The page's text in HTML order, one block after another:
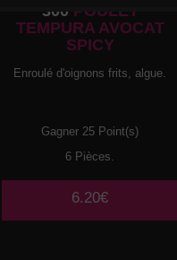
300 POULET
TEMPURA AVOCAT
SPICY
Enroulé d'oignons frits, algue.
Gagner 25 Point(s)
6 Pièces.
6.20€